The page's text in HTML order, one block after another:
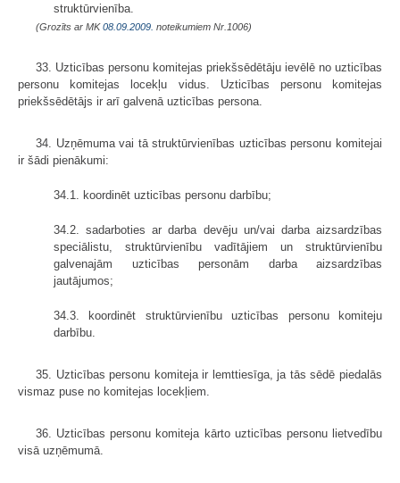
struktūrvienība.
(Grozīts ar MK08.09.2009. noteikumiem Nr.1006)
33. Uzticības personu komitejas priekšsēdētāju ievēlē no uzticības
personu komitejas locekļu vidus. Uzticības personu komitejas
priekšsēdētājs ir arī galvenā uzticības persona.
34. Uzņēmuma vai tā struktūrvienības uzticības personu komitejai
ir šādi pienākumi:
34.1. koordinēt uzticības personu darbību;
34.2. sadarboties ar darba devēju un/vai darba aizsardzības
speciālistu, struktūrvienību vadītājiem un struktūrvienību
galvenajām uzticības personām darba aizsardzības
jautājumos;
34.3. koordinēt struktūrvienību uzticības personu komiteju
darbību.
35. Uzticības personu komiteja ir lemttiesīga, ja tās sēdē piedalās
vismaz puse no komitejas locekļiem.
36. Uzticības personu komiteja kārto uzticības personu lietvedību
visā uzņēmumā.